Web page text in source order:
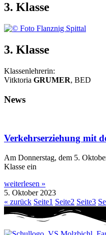
3. Klasse
3. Klasse
Klassenlehrerin:
Vitktoria GRUMER, BED
News
Verkehrserziehung mit
Am Donnerstag, dem 5.
Klasse ein
weiterlesen »
5. Oktober 2023
« zurück Seite1 Seite2 Seite3